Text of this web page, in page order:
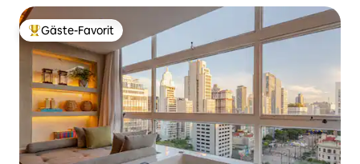
Beliebter Gäste-Favorit.
Gäste-Favorit